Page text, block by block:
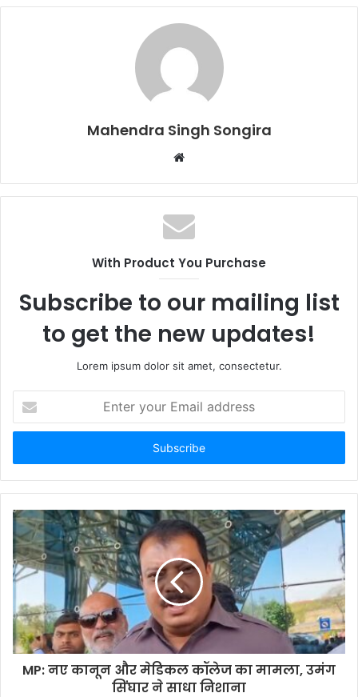
Mahendra Singh Songira
Website
With Product You Purchase
Subscribe to our mailing list
to get the new updates!
Lorem ipsum dolor sit amet, consectetur.
your
Email
MP: नए कानून और मेडिकल कॉलेज का मामला, उमंग
सिंघार ने साधा निशाना